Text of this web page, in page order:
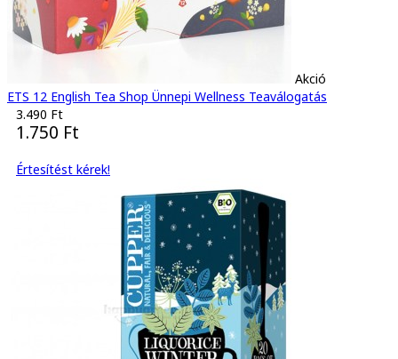
Akció
ETS 12 English Tea Shop Ünnepi Wellness Teaválogatás
3.490 Ft
1.750 Ft
Értesítést kérek!